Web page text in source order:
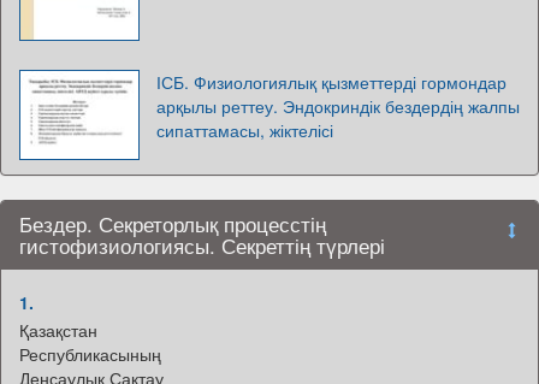
ІСБ. Физиологиялық қызметтерді гормондар
арқылы реттеу. Эндокриндік бездердің жалпы
сипаттамасы, жіктелісі
Бездер. Секреторлық процесстің
гистофизиологиясы. Секреттің түрлері
1.
Қазақстан
Республикасының
Денсаулық Сақтау